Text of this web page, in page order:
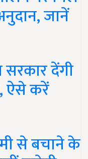
जानें
सरकार देंगी
ऐसे करें
से बचाने के